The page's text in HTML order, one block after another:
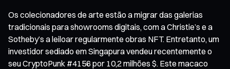
Os colecionadores de arte estão a migrar das galerias
tradicionais para showrooms digitais, com a Christie’s e a
Sotheby’s a leiloar regularmente obras NFT. Entretanto, um
investidor sediado em Singapura vendeu recentemente o
seu CryptoPunk #4156 por 10,2 milhões $. Este macaco